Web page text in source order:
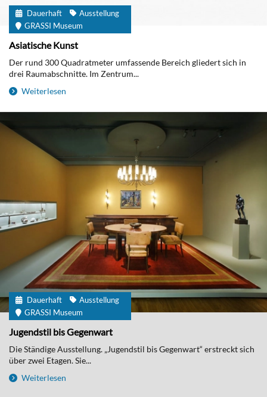
Dauerhaft
Ausstellung
GRASSI Museum
Asiatische Kunst
Der rund 300 Quadratmeter umfassende Bereich gliedert sich in
drei Raumabschnitte. Im Zentrum...
Weiterlesen
Dauerhaft
Ausstellung
GRASSI Museum
Jugendstil bis Gegenwart
Die Ständige Ausstellung. „Jugendstil bis Gegenwart“ erstreckt sich
über zwei Etagen. Sie...
Weiterlesen